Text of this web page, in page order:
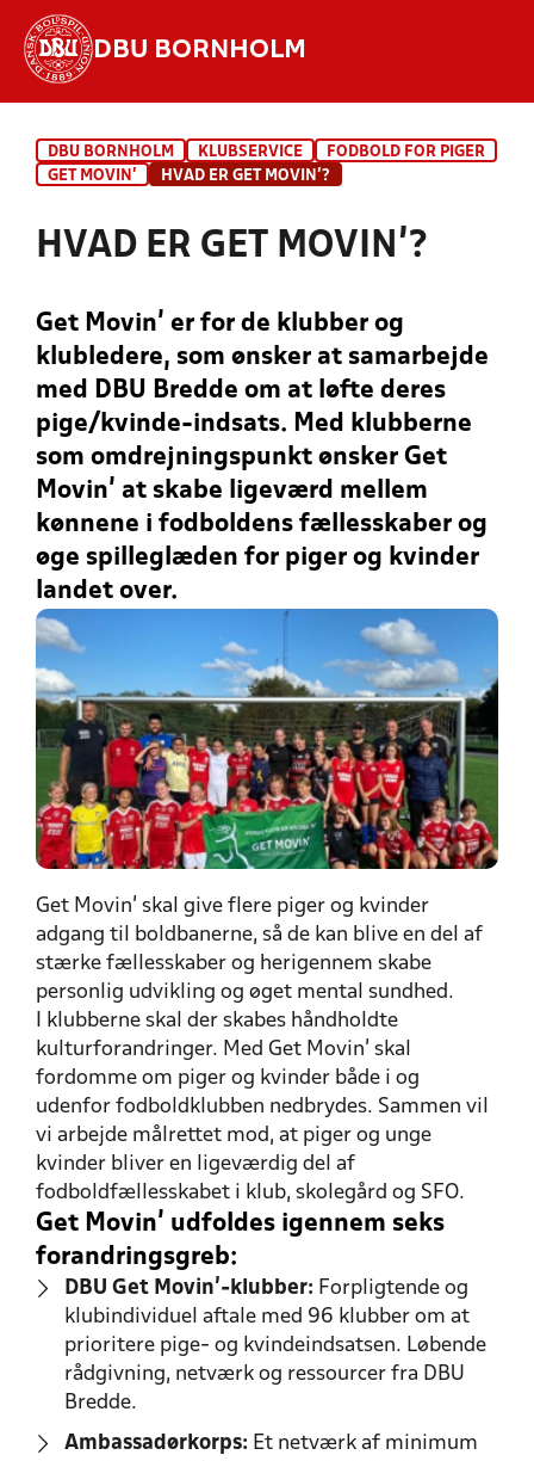
DBU BORNHOLM
INDHOLD OG NYHEDER
HOLD
DBU BORNHOLM KLUBSERVICE
FODBOLD FOR PIGER
GET MOVIN’
HVAD ER GET MOVIN’?
HVAD ER GET MOVIN’?
Get Movin’ er for de klubber og
klubledere, som ønsker at samarbejde
med DBU Bredde om at løfte deres
pige/kvinde-indsats. Med klubberne
som omdrejningspunkt ønsker Get
Movin’ at skabe ligeværd mellem
kønnene i fodboldens fællesskaber og
øge spilleglæden for piger og kvinder
landet over.
Get Movin' skal give flere piger og kvinder
adgang til boldbanerne, så de kan blive en del af
stærke fællesskaber og herigennem skabe
personlig udvikling og øget mental sundhed.
I klubberne skal der skabes håndholdte
kulturforandringer. Med Get Movin’ skal
fordomme om piger og kvinder både i og
udenfor fodboldklubben nedbrydes. Sammen vil
vi arbejde målrettet mod, at piger og unge
kvinder bliver en ligeværdig del af
fodboldfællesskabet i klub, skolegård og SFO.
Get Movin’ udfoldes igennem seks
forandringsgreb:
DBU Get Movin’-klubber: Forpligtende og
klubindividuel aftale med 96 klubber om at
prioritere pige- og kvindeindsatsen. Løbende
rådgivning, netværk og ressourcer fra DBU
Bredde.
Ambassadørkorps: Et netværk af minimum